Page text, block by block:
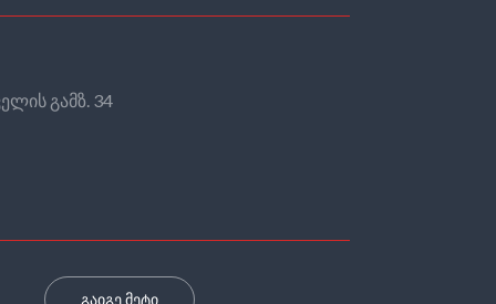
გამზ. 34
გაიგე მეტი